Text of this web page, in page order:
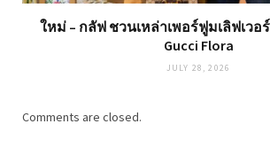
ใหม่ – กลัฟ ชวนเหล่าเพอร์ฟูมเลิฟเวอ
Gucci Flora
JULY 28, 2026
Comments are closed.